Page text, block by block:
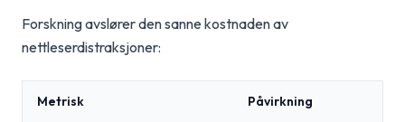
Forskning avslører den sanne kostnaden av
nettleserdistraksjoner:
Metrisk Påvirkning